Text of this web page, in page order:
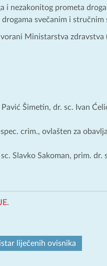
i nezakonitog prometa
svečanim i stručnim
Ministarstva zdravstva
Pavić Šimetin, dr. sc. Ivan
crim., ovlašten za
Slavko Sakoman, prim. dr.
.
liječenih ovisnika